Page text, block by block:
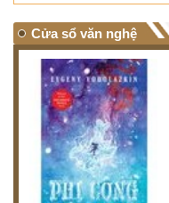
Cửa sổ văn nghệ